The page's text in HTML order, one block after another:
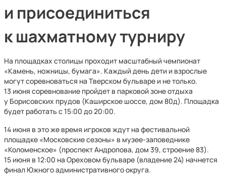
и присоединиться
к шахматному турниру
На площадках столицы проходит масштабный чемпионат
«Камень, ножницы, бумага». Каждый день дети и взрослые
могут соревноваться на Тверском бульваре и не только.
13 июня соревнование пройдет в парковой зоне отдыха
у Борисовских прудов (Каширское шоссе, дом 80д). Площадка
будет работать с 15:00 до 20:00.
14 июня в это же время игроков ждут на фестивальной
площадке «Московские сезоны» в музее-заповеднике
«Коломенское» (проспект Андропова, дом 39, строение 83).
15 июня в 12:00 на Ореховом бульваре (владение 24) начнется
финал Южного административного округа.